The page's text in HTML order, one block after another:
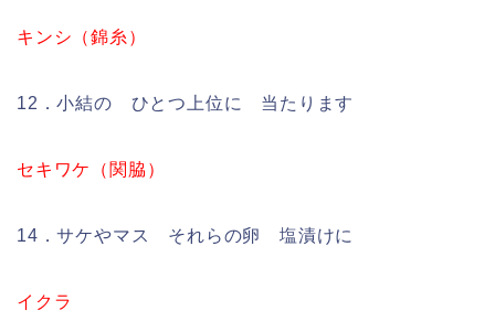
キンシ（錦糸）
12．小結の ひとつ上位に 当たります
セキワケ（関脇）
14．サケやマス それらの卵 塩漬けに
イクラ